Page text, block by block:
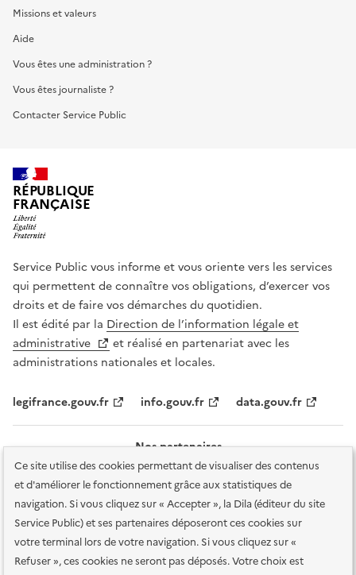
Ce site utilise des cookies permettant de visualiser des contenus
et d'améliorer le fonctionnement grâce aux statistiques de
navigation. Si vous cliquez sur « Accepter », la Dila (éditeur du site
Service Public) et ses partenaires déposeront ces cookies sur
votre terminal lors de votre navigation. Si vous cliquez sur «
Refuser », ces cookies ne seront pas déposés. Votre choix est
Missions et valeurs
Aide
Vous êtes une administration ?
Vous êtes journaliste ?
Contacter Service Public
RÉPUBLIQUE
FRANÇAISE
Service Public vous informe et vous oriente vers les services
qui permettent de connaître vos obligations, d’exercer vos
droits et de faire vos démarches du quotidien.
Il est édité par la Direction de l’information légale et
administrative
et réalisé en partenariat avec les
administrations nationales et locales.
legifrance.gouv.fr info.gouv.fr data.gouv.fr
Nos partenaires
Plan du site Accessibilité : totalement conforme
Accessibilité des